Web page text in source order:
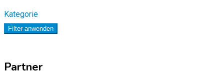
Kategorie
Filter anwenden
Partner